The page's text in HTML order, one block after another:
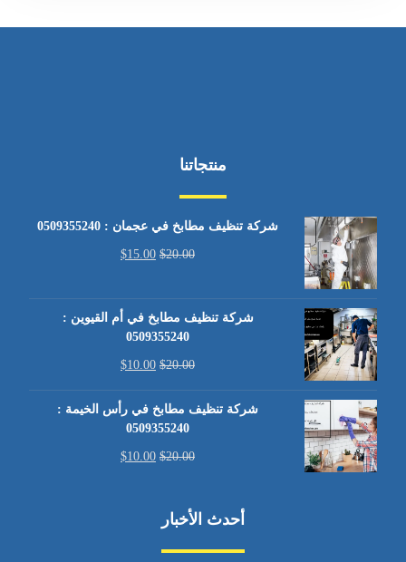
منتجاتنا
شركة تنظيف مطابخ في عجمان : 0509355240
$20.00
$15.00
شركة تنظيف مطابخ في أم القيوين :
0509355240
$20.00
$10.00
شركة تنظيف مطابخ في رأس الخيمة :
0509355240
$20.00
$10.00
أحدث الأخبار